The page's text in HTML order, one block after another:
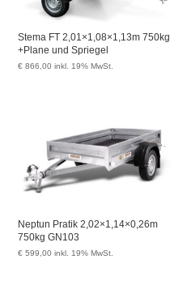
Stema FT 2,01×1,08×1,13m 750kg
+Plane und Spriegel
€ 866,00 inkl. 19% MwSt.
Neptun Pratik 2,02×1,14×0,26m
750kg GN103
€ 599,00 inkl. 19% MwSt.